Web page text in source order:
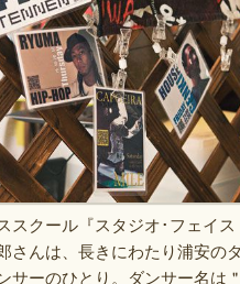
スクール『スタジオ･フェイ
さんは、長きにわたり浦安の
サーのひとり。ダンサー名は